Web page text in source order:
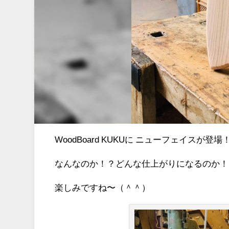
WoodBoard KUKUに ニューフェイスが登場
なんなのか！？どんな仕上がりになるのか
楽しみですね〜（＾＾）